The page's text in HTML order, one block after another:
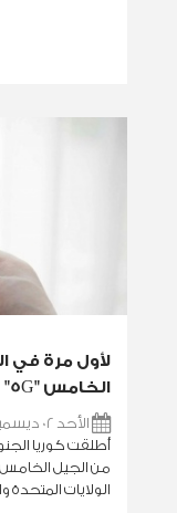
لأول مرة في
الخامس "5G"
الأحد 02 ديسمبر 2018 3:37 م
أطلقت كوريا
الولايات